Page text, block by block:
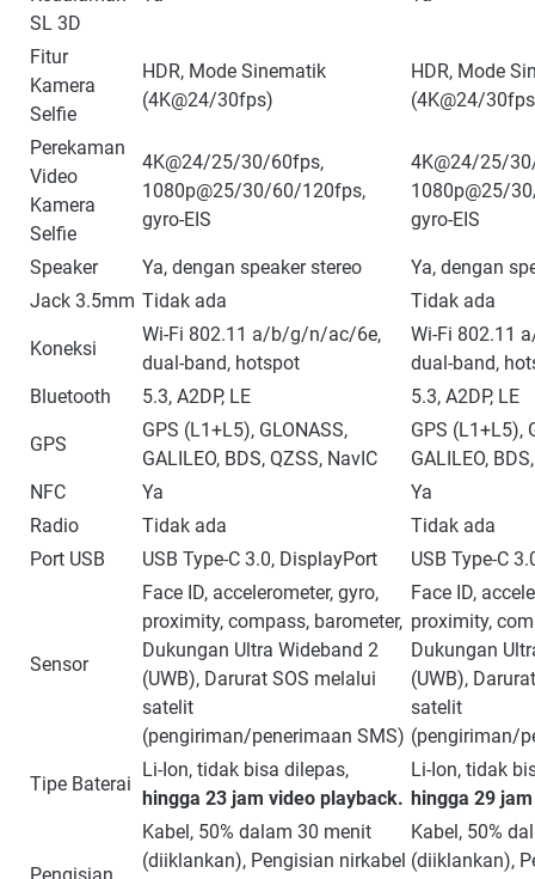
SL 3D
Fitur
Kamera
Selfie
HDR, Mode Sinematik
(4K@24/30fps)
HDR, Mode
(4K@24/
Perekaman
Video
Kamera
Selfie
4K@24/25/30/60fps,
1080p@25/30/60/120fps,
gyro-EIS
4K@24/25/
1080p@25/
gyro-EIS
Speaker Ya, dengan speaker stereo
Ya, dengan
Jack 3.5mm Tidak ada Tidak ada
Koneksi
Wi-Fi 802.11 a/b/g/n/ac/6e,
dual-band, hotspot
Wi-Fi 802.11
dual-band,
Bluetooth
5.3, A2DP, LE 5.3, A2DP, LE
GPS
GPS (L1+L5), GLONASS,
GALILEO, BDS, QZSS, NavIC
GPS (L1+L5),
GALILEO,
NFC
Ya
Ya
Radio
Tidak ada
Tidak ada
Port USB
USB Type-C 3.0, DisplayPort USB Type-C
Sensor
Face ID, accelerometer, gyro,
proximity, compass, barometer,
Dukungan Ultra Wideband 2
(UWB), Darurat SOS melalui
satelit
(pengiriman/penerimaan SMS)
Face ID,
proximity,
Dukungan
(UWB),
satelit
(pengiriman/
Tipe Baterai
Li-Ion, tidak bisa dilepas,
hingga 23 jam video playback.
Li-Ion, tidak
hingga 29
Kabel, 50% dalam 30 menit
(diiklankan), Pengisian nirkabel
Kabel, 50%
(diiklankan),